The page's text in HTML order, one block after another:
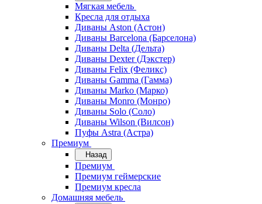
Мягкая мебель
Кресла для отдыха
Диваны Aston (Астон)
Диваны Barcelona (Барселона)
Диваны Delta (Дельта)
Диваны Dexter (Дэкстер)
Диваны Felix (Феликс)
Диваны Gamma (Гамма)
Диваны Marko (Марко)
Диваны Monro (Монро)
Диваны Solo (Соло)
Диваны Wilson (Вилсон)
Пуфы Astra (Астра)
Премиум
Назад
Премиум
Премиум геймерские
Премиум кресла
Домашняя мебель